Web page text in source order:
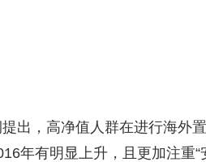
出，高净值人群在进行海外
年有明显上升，且更加注重“